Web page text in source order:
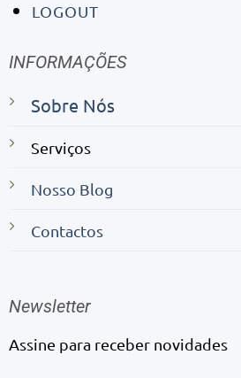
LOGOUT
INFORMAÇÕES
Sobre Nós
Serviços
Nosso Blog
Contactos
Newsletter
Assine para receber novidades